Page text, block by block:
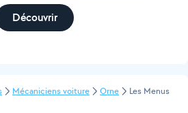
Découvrir
Mécaniciens voiture Orne Les Menus